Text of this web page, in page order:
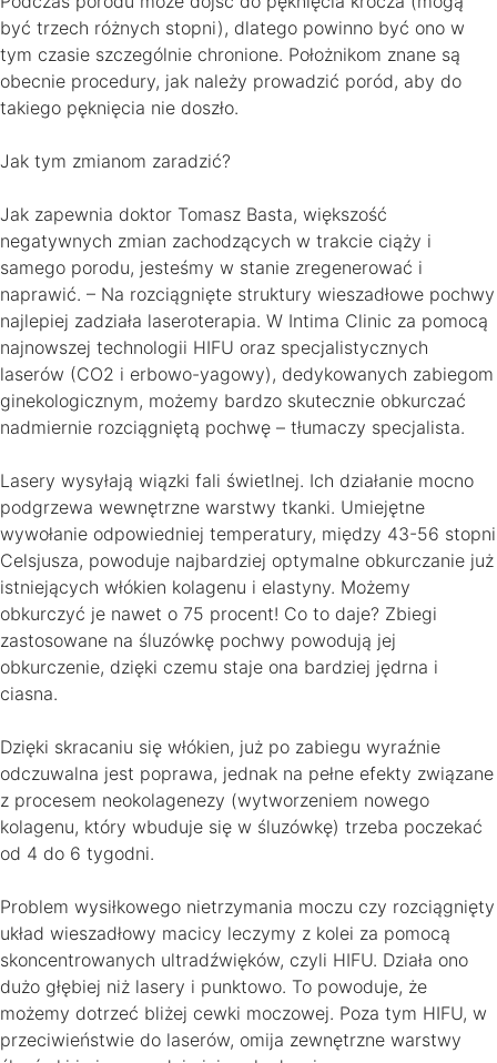
być trzech różnych stopni), dlatego powinno być ono w
tym czasie szczególnie chronione. Położnikom znane są
obecnie procedury, jak należy prowadzić poród, aby do
takiego pęknięcia nie doszło.
Jak tym zmianom zaradzić?
Jak zapewnia doktor Tomasz Basta, większość
negatywnych zmian zachodzących w trakcie ciąży i
samego porodu, jesteśmy w stanie zregenerować i
naprawić. – Na rozciągnięte struktury wieszadłowe pochwy
najlepiej zadziała laseroterapia. W Intima Clinic za pomocą
najnowszej technologii HIFU oraz specjalistycznych
laserów (CO2 i erbowo-yagowy), dedykowanych zabiegom
ginekologicznym, możemy bardzo skutecznie obkurczać
nadmiernie rozciągniętą pochwę – tłumaczy specjalista.
Lasery wysyłają wiązki fali świetlnej. Ich działanie mocno
podgrzewa wewnętrzne warstwy tkanki. Umiejętne
wywołanie odpowiedniej temperatury, między 43-56 stopni
Celsjusza, powoduje najbardziej optymalne obkurczanie już
istniejących włókien kolagenu i elastyny. Możemy
obkurczyć je nawet o 75 procent! Co to daje? Zbiegi
zastosowane na śluzówkę pochwy powodują jej
obkurczenie, dzięki czemu staje ona bardziej jędrna i
ciasna.
Dzięki skracaniu się włókien, już po zabiegu wyraźnie
odczuwalna jest poprawa, jednak na pełne efekty związane
z procesem neokolagenezy (wytworzeniem nowego
kolagenu, który wbuduje się w śluzówkę) trzeba poczekać
od 4 do 6 tygodni.
Problem wysiłkowego nietrzymania moczu czy rozciągnięty
układ wieszadłowy macicy leczymy z kolei za pomocą
skoncentrowanych ultradźwięków, czyli HIFU. Działa ono
dużo głębiej niż lasery i punktowo. To powoduje, że
możemy dotrzeć bliżej cewki moczowej. Poza tym HIFU, w
przeciwieństwie do laserów, omija zewnętrzne warstwy